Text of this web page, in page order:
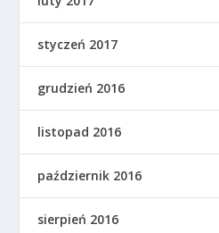
styczeń 2017
grudzień 2016
listopad 2016
październik 2016
sierpień 2016